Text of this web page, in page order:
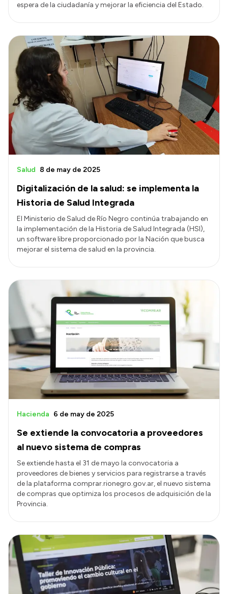
espera de la ciudadanía y mejorar la eficiencia del Estado.
Digitalización de la salud: se implementa la
Historia de Salud Integrada
Salud 8 de may de 2025
El Ministerio de Salud de Río Negro continúa trabajando en
la implementación de la Historia de Salud Integrada (HSI),
un software libre proporcionado por la Nación que busca
mejorar el sistema de salud en la provincia.
Se extiende la convocatoria a proveedores
al nuevo sistema de compras
Hacienda 6 de may de 2025
Se extiende hasta el 31 de mayo la convocatoria a
proveedores de bienes y servicios para registrarse a través
de la plataforma comprar.rionegro.gov.ar, el nuevo sistema
de compras que optimiza los procesos de adquisición de la
Provincia.